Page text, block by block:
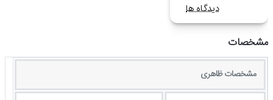
دیدگاه ها
مشخصات
مشخصات ظاهری